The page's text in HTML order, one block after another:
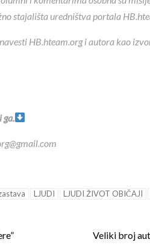
stajališta uredništva portala
HB.hteam.org i autora kao
ga.
LJUDI LJUDI ŽIVOT OBIČAJI
Veliki broj